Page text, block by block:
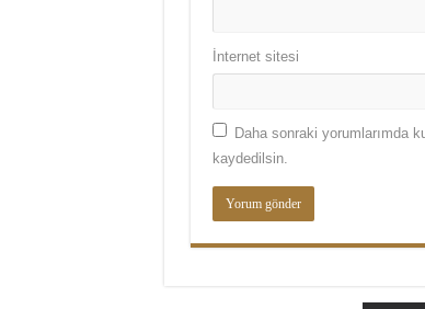
İnternet sitesi
Daha sonraki yorumlarımda
kaydedilsin.